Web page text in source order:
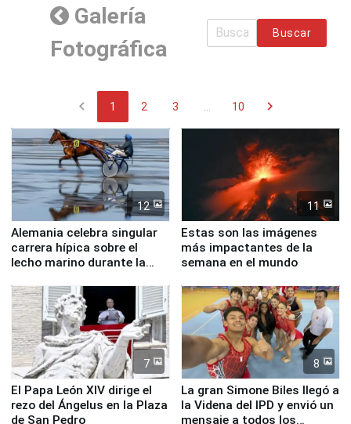
Galería
Fotográfica
Buscar
chevron_left 1 2 3 10 chevron_right
12
Alemania celebra singular
carrera hípica sobre el
lecho marino durante la
11
Estas son las imágenes
más impactantes de la
semana en el mundo
7
El Papa León XIV dirige el
rezo del Ángelus en la Plaza
de San Pedro
8
La gran Simone Biles llegó a
la Videna del IPD y envió un
mensaje a todos los